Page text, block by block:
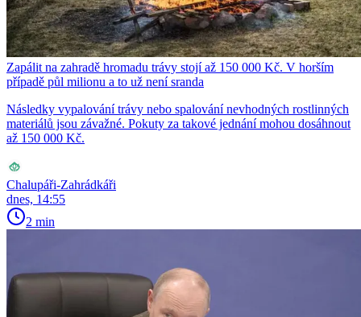
Zapálit na zahradě hromadu trávy stojí až 150 000 Kč. V horším
případě půl milionu a to už není sranda
Následky vypalování trávy nebo spalování nevhodných rostlinných
materiálů jsou závažné. Pokuty za takové jednání mohou dosáhnout
až 150 000 Kč.
Chalupáři-Zahrádkáři
dnes, 14:55
2 min